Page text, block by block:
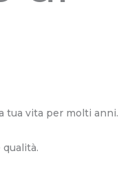
tua vita per molti anni.